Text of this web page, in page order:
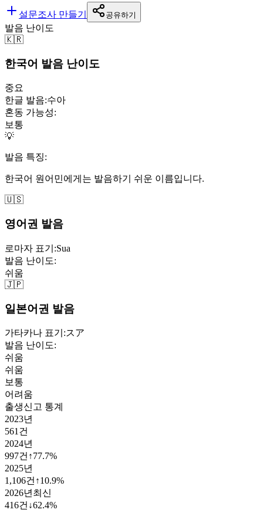
설문조사 만들기
공유하기
발음 난이도
🇰🇷
한국어 발음 난이도
중요
한글 발음:수아
혼동 가능성:
보통
💡
발음 특징:
한국어 원어민에게는 발음하기 쉬운 이름입니다.
🇺🇸
영어권 발음
로마자 표기:Sua
발음 난이도:
쉬움
🇯🇵
일본어권 발음
가타카나 표기:スア
발음 난이도:
쉬움
쉬움
보통
어려움
출생신고 통계
2023년
561 건
2024년
997건 ↑77.7%
2025년
1,106건 ↑10.9%
2026년 최신
416건 ↓62.4%